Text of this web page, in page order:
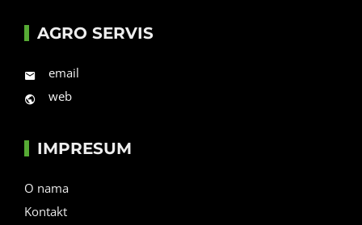
AGRO SERVIS
email
web
IMPRESUM
O nama
Kontakt